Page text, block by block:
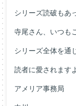
シリーズ読破もあ
寺尾さん、いつも
シリーズ全体を通
読者に愛されます
アメリア事務局